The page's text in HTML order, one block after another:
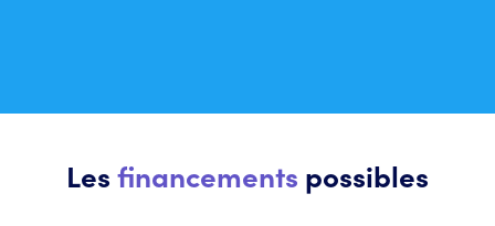
Lesfinancements possibles